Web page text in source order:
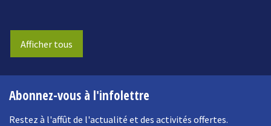
Afficher tous
Abonnez-vous à l'infolettre
Restez à l'affût de l'actualité et des activités offertes.